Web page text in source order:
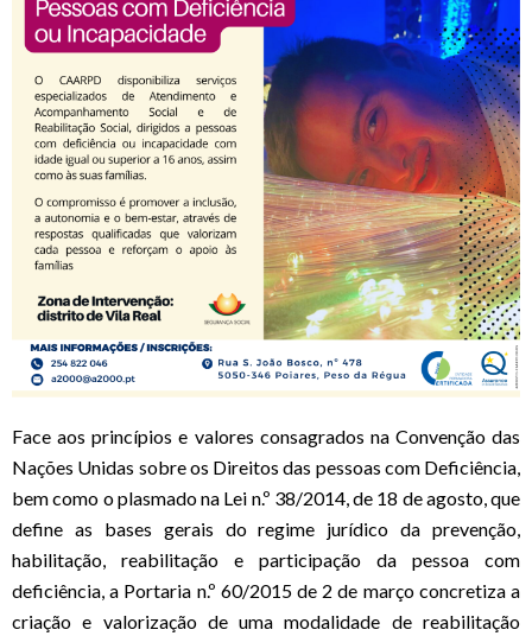
Face aos princípios e valores consagrados na Convenção das
Nações Unidas sobre os Direitos das pessoas com Deficiência,
bem como o plasmado na Lei n.º 38/2014, de 18 de agosto, que
define as bases gerais do regime jurídico da prevenção,
habilitação, reabilitação e participação da pessoa com
deficiência, a Portaria n.º 60/2015 de 2 de março concretiza a
criação e valorização de uma modalidade de reabilitação